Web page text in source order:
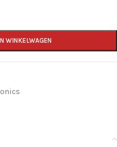
WINKELWAGEN